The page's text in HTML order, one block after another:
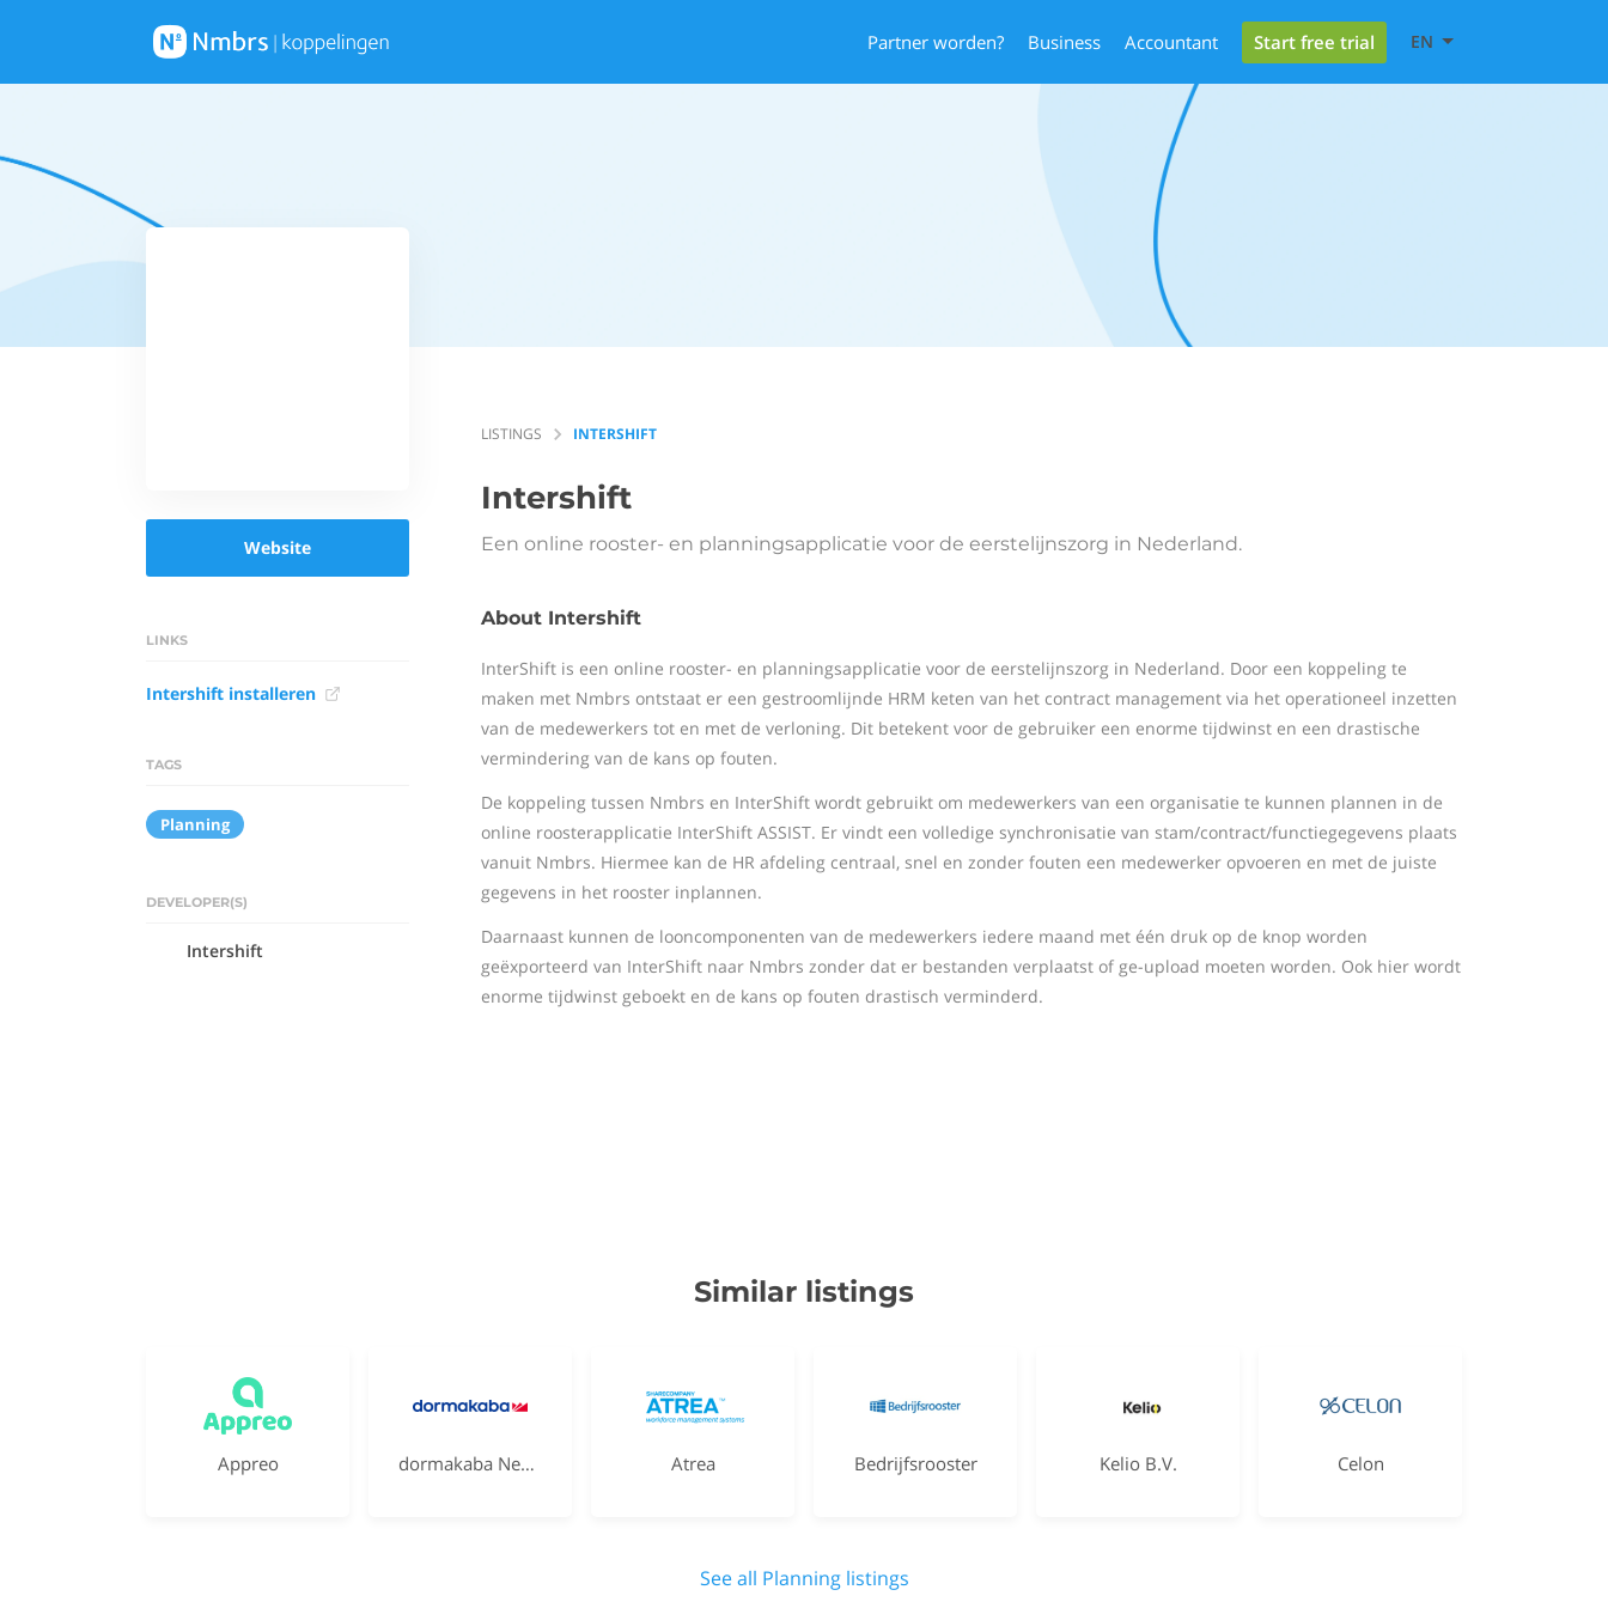
Partner worden? Business Accountant Start free trial EN
Website
LINKS
Intershift installeren
TAGS
Planning
DEVELOPER(S)
Intershift
LISTINGS INTERSHIFT
Intershift
Een online rooster- en planningsapplicatie voor de eerstelijnszorg in Nederland.
About Intershift
InterShift is een online rooster- en planningsapplicatie voor de eerstelijnszorg in Nederland. Door een koppeling te
maken met Nmbrs ontstaat er een gestroomlijnde HRM keten van het contract management via het operationeel inzetten
van de medewerkers tot en met de verloning. Dit betekent voor de gebruiker een enorme tijdwinst en een drastische
vermindering van de kans op fouten.
De koppeling tussen Nmbrs en InterShift wordt gebruikt om medewerkers van een organisatie te kunnen plannen in de
online roosterapplicatie InterShift ASSIST. Er vindt een volledige synchronisatie van stam/contract/functiegegevens plaats
vanuit Nmbrs. Hiermee kan de HR afdeling centraal, snel en zonder fouten een medewerker opvoeren en met de juiste
gegevens in het rooster inplannen.
Daarnaast kunnen de looncomponenten van de medewerkers iedere maand met één druk op de knop worden
geëxporteerd van InterShift naar Nmbrs zonder dat er bestanden verplaatst of ge-upload moeten worden. Ook hier wordt
enorme tijdwinst geboekt en de kans op fouten drastisch verminderd.
Similar listings
Appreo dormakaba Nederland Atrea Bedrijfsrooster Kelio B.V. Celon
See all Planning listings